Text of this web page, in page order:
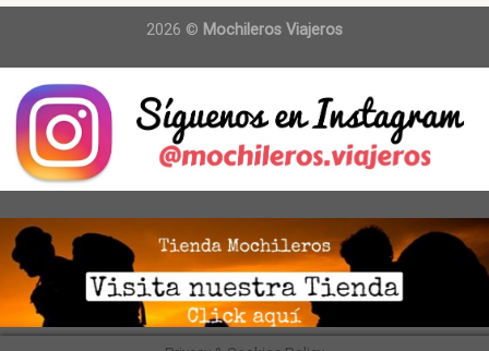
2026 © Mochileros Viajeros